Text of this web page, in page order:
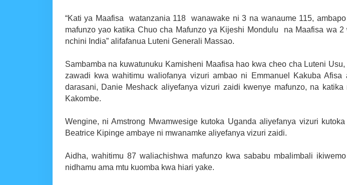
“Kati ya Maafisa watanzania 118 wanawake ni 3 na wanaume 115,
mafunzo yao katika Chuo cha Mafunzo ya Kijeshi Mondulu na Maafisa wa 2
nchini India” alifafanua Luteni Generali Massao.
Sambamba na kuwatunuku Kamisheni Maafisa hao kwa cheo cha Luteni
zawadi kwa wahitimu waliofanya vizuri ambao ni Emmanuel Kakuba Afisa
darasani, Danie Meshack aliyefanya vizuri zaidi kwenye mafunzo, na katika
Kakombe.
Wengine, ni Amstrong Mwamwesige kutoka Uganda aliyefanya vizuri
Beatrice Kipinge ambaye ni mwanamke aliyefanya vizuri zaidi.
Aidha, wahitimu 87 waliachishwa mafunzo kwa sababu mbalimbali
nidhamu ama mtu kuomba kwa hiari yake.